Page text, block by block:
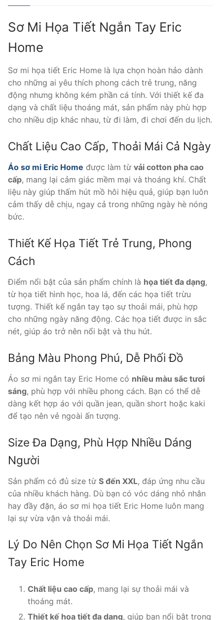
Sơ Mi Họa Tiết Ngắn Tay Eric
Home
Sơ mi họa tiết Eric Home là lựa chọn hoàn hảo dành
cho những ai yêu thích phong cách trẻ trung, năng
động nhưng không kém phần cá tính. Với thiết kế đa
dạng và chất liệu thoáng mát, sản phẩm này phù hợp
cho nhiều dịp khác nhau, từ đi làm, đi chơi đến du lịch.
Chất Liệu Cao Cấp, Thoải Mái Cả Ngày
Áo sơ mi Eric Home được làm từ vải cotton pha cao
cấp, mang lại cảm giác mềm mại và thoáng khí. Chất
liệu này giúp thấm hút mồ hôi hiệu quả, giúp bạn luôn
cảm thấy dễ chịu, ngay cả trong những ngày hè nóng
bức.
Thiết Kế Họa Tiết Trẻ Trung, Phong
Cách
Điểm nổi bật của sản phẩm chính là họa tiết đa dạng,
từ họa tiết hình học, hoa lá, đến các họa tiết trừu
tượng. Thiết kế ngắn tay tạo sự thoải mái, phù hợp
cho những ngày năng động. Các họa tiết được in sắc
nét, giúp áo trở nên nổi bật và thu hút.
Bảng Màu Phong Phú, Dễ Phối Đồ
Áo sơ mi ngắn tay Eric Home có nhiều màu sắc tươi
sáng, phù hợp với nhiều phong cách. Bạn có thể dễ
dàng kết hợp áo với quần jean, quần short hoặc kaki
để tạo nên vẻ ngoài ấn tượng.
Size Đa Dạng, Phù Hợp Nhiều Dáng
Người
Sản phẩm có đủ size từ S đến XXL, đáp ứng nhu cầu
của nhiều khách hàng. Dù bạn có vóc dáng nhỏ nhắn
hay đầy đặn, áo sơ mi họa tiết Eric Home luôn mang
lại sự vừa vặn và thoải mái.
Lý Do Nên Chọn Sơ Mi Họa Tiết Ngắn
Tay Eric Home
Chất liệu cao cấp, mang lại sự thoải mái và
thoáng mát.
Thiết kế họa tiết đa dạng, giúp bạn nổi bật trong